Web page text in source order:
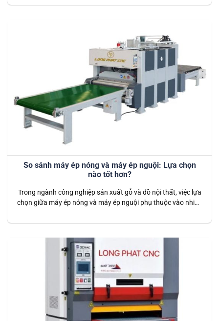
Máy CNC 6 mặt không chỉ mang lại khả năng gia công chính
So sánh máy ép nóng và máy ép nguội: Lựa chọn
nào tốt hơn?
Trong ngành công nghiệp sản xuất gỗ và đồ nội thất, việc lựa
chọn giữa máy ép nóng và máy ép nguội phụ thuộc vào nhiều
tốc độ sản xuất. Dưới đây là phân tích chi tiết về ưu điểm và…